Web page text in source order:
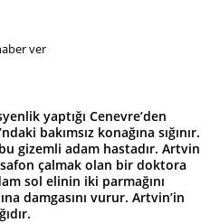
ver
yaptığı Cenevre’den
bakımsız konağına sığınır.
gizemli adam hastadır. Artvin
çalmak olan bir doktora
sol elinin iki parmağını
damgasını vurur. Artvin’in